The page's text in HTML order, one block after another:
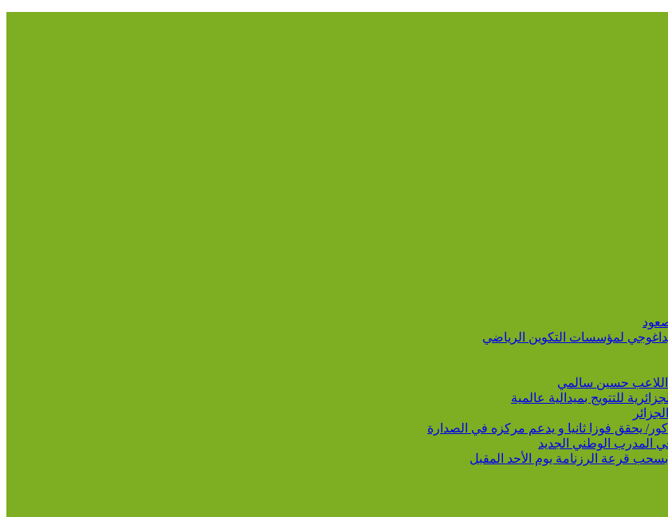
لمؤسسات التكوين الرياضي
اللاعب حسين سالمي
المدرب الوطني الجديد